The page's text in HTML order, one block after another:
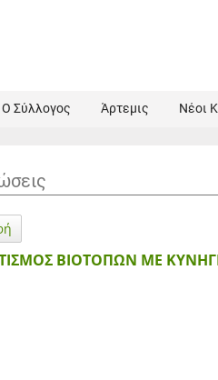
Ο Σύλλογος Άρτεμις Νέοι
ΒΙΟΤΟΠΩΝ ΜΕ